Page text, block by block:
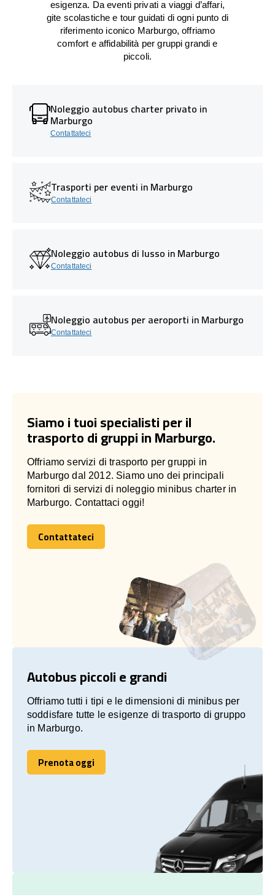
esigenza. Da eventi privati a viaggi d’affari,
gite scolastiche e tour guidati di ogni punto di
riferimento iconico Marburgo, offriamo
comfort e affidabilità per gruppi grandi e
piccoli.
Noleggio autobus charter privato in
Marburgo
Contattateci
Trasporti per eventi in Marburgo
Contattateci
Noleggio autobus di lusso in Marburgo
Contattateci
Noleggio autobus per aeroporti in Marburgo
Contattateci
Siamo i tuoi specialisti per il
trasporto di gruppi in Marburgo.
Offriamo servizi di trasporto per gruppi in
Marburgo dal 2012. Siamo uno dei principali
fornitori di servizi di noleggio minibus charter in
Marburgo. Contattaci oggi!
Contattateci
Contattateci
Autobus piccoli e grandi
Offriamo tutti i tipi e le dimensioni di minibus per
soddisfare tutte le esigenze di trasporto di gruppo
in Marburgo.
Prenota oggi
Prenota oggi